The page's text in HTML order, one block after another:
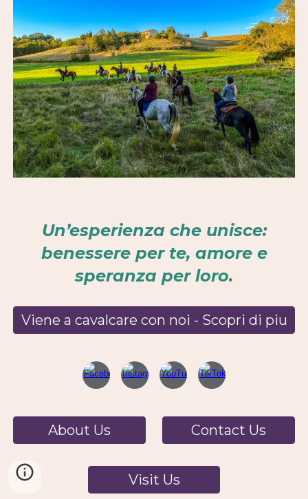
Un’esperienza che unisce:
benessere per te, amore e
speranza per loro.
Viene a cavalcare con noi - Scopri di piu
About Us Contact Us
Visit Us